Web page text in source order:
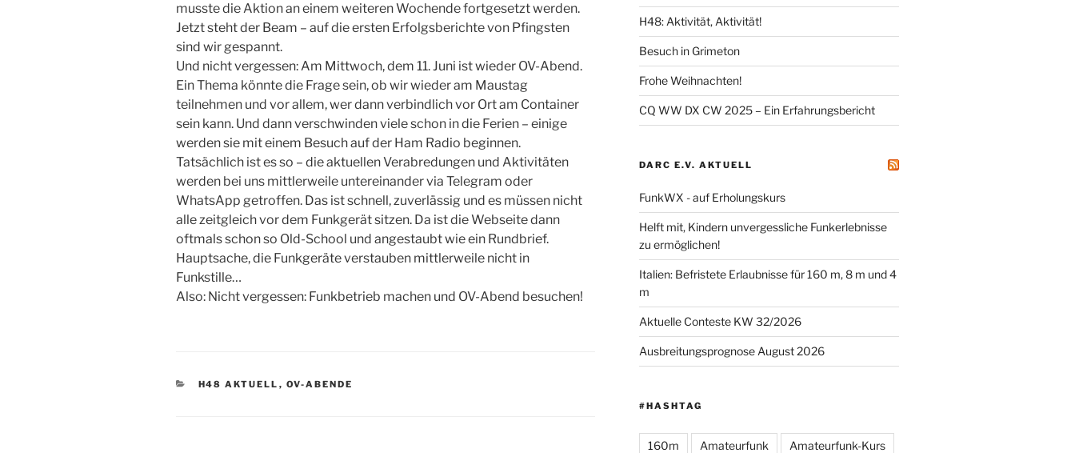
musste die Aktion an einem weiteren Wochende fortgesetzt werden.
Jetzt steht der Beam – auf die ersten Erfolgsberichte von Pfingsten
sind wir gespannt.
Und nicht vergessen: Am Mittwoch, dem 11. Juni ist wieder OV-Abend.
Ein Thema könnte die Frage sein, ob wir wieder am Maustag
teilnehmen und vor allem, wer dann verbindlich vor Ort am Container
sein kann. Und dann verschwinden viele schon in die Ferien – einige
werden sie mit einem Besuch auf der Ham Radio beginnen.
Tatsächlich ist es so – die aktuellen Verabredungen und Aktivitäten
werden bei uns mittlerweile untereinander via Telegram oder
WhatsApp getroffen. Das ist schnell, zuverlässig und es müssen nicht
alle zeitgleich vor dem Funkgerät sitzen. Da ist die Webseite dann
oftmals schon so Old-School und angestaubt wie ein Rundbrief.
Hauptsache, die Funkgeräte verstauben mittlerweile nicht in
Funkstille…
Also: Nicht vergessen: Funkbetrieb machen und OV-Abend besuchen!
KATEGORIEN
H48 AKTUELL , OV-ABENDE
H48: Aktivität, Aktivität!
Besuch in Grimeton
Frohe Weihnachten!
CQ WW DX CW 2025 – Ein Erfahrungsbericht
DARC E.V. AKTUELL
FunkWX - auf Erholungskurs
Helft mit, Kindern unvergessliche Funkerlebnisse
zu ermöglichen!
Italien: Befristete Erlaubnisse für 160 m, 8 m und 4
m
Aktuelle Conteste KW 32/2026
Ausbreitungsprognose August 2026
#HASHTAG
160m Amateurfunk Amateurfunk-Kurs